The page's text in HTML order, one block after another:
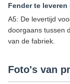
Fender te
A5: De levertijd
doorgaans tussen
van de fabriek.
Foto's van